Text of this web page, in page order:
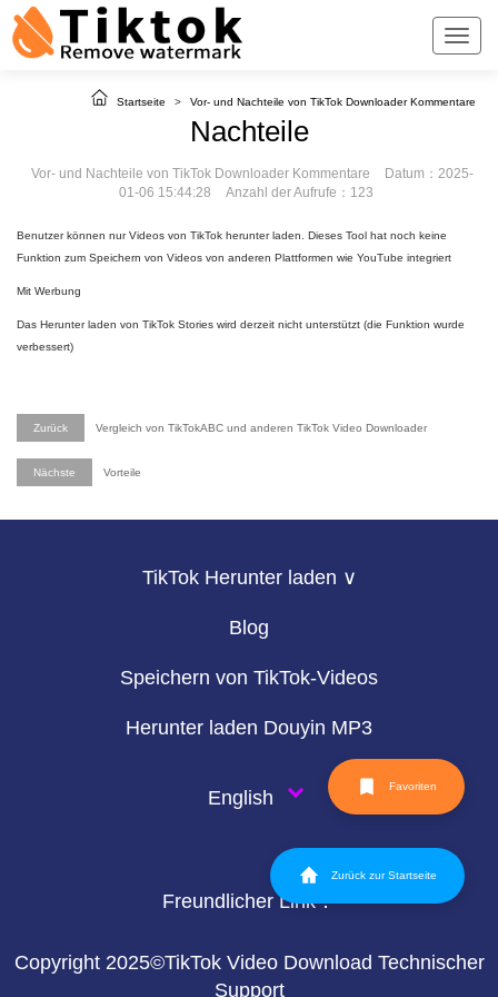
Startseite > Vor- und Nachteile von TikTok Downloader Kommentare
Nachteile
Vor- und Nachteile von TikTok Downloader Kommentare
Datum：2025-
01-06 15:44:28
Anzahl der Aufrufe：123
Benutzer können nur Videos von TikTok herunter laden. Dieses Tool hat noch keine
Funktion zum Speichern von Videos von anderen Plattformen wie YouTube integriert
Mit Werbung
Das Herunter laden von TikTok Stories wird derzeit nicht unterstützt (die Funktion wurde
verbessert)
Zurück Vergleich von TikTokABC und anderen TikTok Video Downloader
Nächste Vorteile
TikTok Herunter laden ∨
Blog
Speichern von TikTok-Videos
Herunter laden Douyin MP3
English
Freundlicher Link：
Copyright 2025©TikTok Video Download Technischer
Support
Favoriten
Zurück zur Startseite